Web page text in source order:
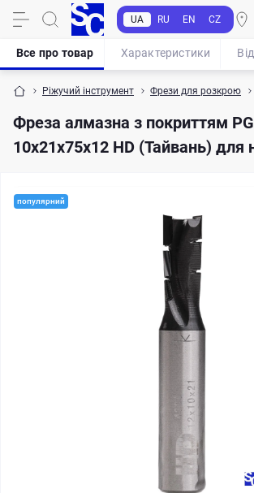
UA RU EN CZ
Ріжучий інструмент Фрези для розкрою
Фреза алмазна з покриттям
10х21х75х12 HD (Тайвань) для
Все про товар Характеристики
популярний